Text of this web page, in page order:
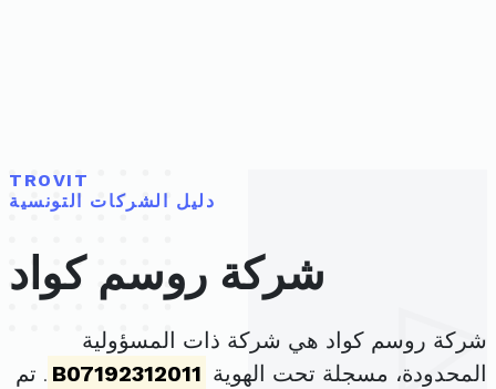
TROVIT
دليل الشركات التونسية
شركة روسم كواد
شركة روسم كواد هي شركة ذات المسؤولية
المحدودة، مسجلة تحت الهوية B07192312011 . تم